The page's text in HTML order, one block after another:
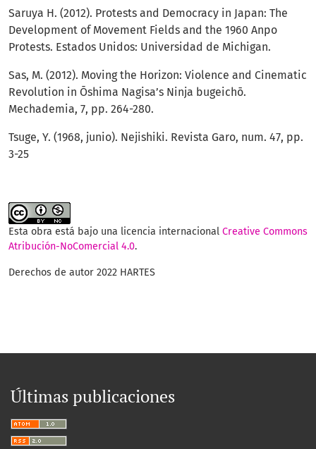
Saruya H. (2012). Protests and Democracy in Japan: The
Development of Movement Fields and the 1960 Anpo
Protests. Estados Unidos: Universidad de Michigan.
Sas, M. (2012). Moving the Horizon: Violence and Cinematic
Revolution in Ōshima Nagisa’s Ninja bugeichō.
Mechademia, 7, pp. 264-280.
Tsuge, Y. (1968, junio). Nejishiki. Revista Garo, num. 47, pp.
3-25
Esta obra está bajo una licencia internacional Creative Commons
Atribución-NoComercial 4.0.
Derechos de autor 2022 HARTES
Últimas publicaciones